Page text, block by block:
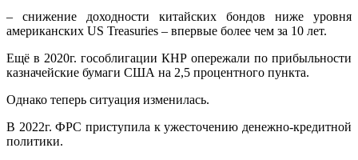
– снижение доходности китайских бондов ниже уровня
американских US Treasuries – впервые более чем за 10 лет.
Ещё в 2020г. гособлигации КНР опережали по прибыльности
казначейские бумаги США на 2,5 процентного пункта.
Однако теперь ситуация изменилась.
В 2022г. ФРС приступила к ужесточению денежно-кредитной
политики.